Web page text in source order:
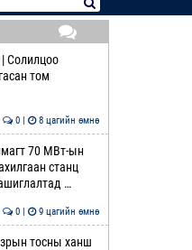
Солилцоо
том
0 | 8 цагийн өмнө
70 МВт-ын
станц
…
0 | 9 цагийн өмнө
тосны ханш